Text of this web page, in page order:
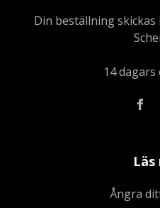
Din beställning skickas
14
Läs
Ångra